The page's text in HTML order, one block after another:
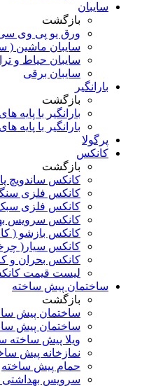
سایبان
بازگشت
ورق یو پی وی
سایبان ماشین (
سایبان حیاط و
سایبان برقی
بارانگیر
بازگشت
بارانگیر با پایه
بارانگیر با پایه
پرگولا
کانکس
بازگشت
کانکس ساندویچ
کانکس فلزی
کانکس فلزی
کانکس سرویس
کانکس بازشو (
کانکس سیار(
کانکس بحران و
لیست قیمت
ساختمان پیش ساخته
بازگشت
ساختمان پیش
ساختمان پیش
ویلا پیش ساخته
نمازخانه پیش
حمام پیش ساخته
سرویس